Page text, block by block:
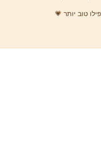
טוב יותר 💗